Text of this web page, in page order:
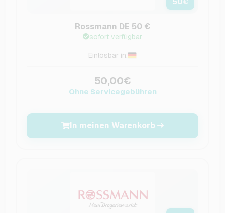
Rossmann DE 50 €
sofort verfügbar
Einlösbar in:
50,00€
Ohne Servicegebühren
In meinen Warenkorb